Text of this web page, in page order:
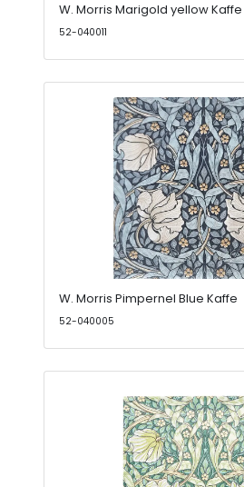
W. Morris Marigold yellow Kaffe
52-040011
W. Morris Pimpernel Blue Kaffe
52-040005